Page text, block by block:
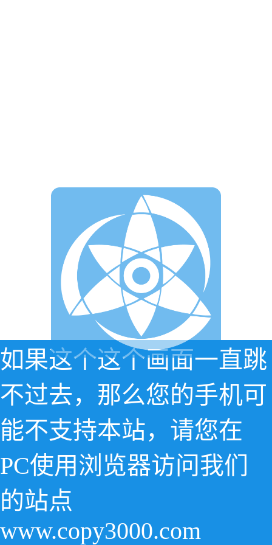
如果这个这个画面一直跳
不过去，那么您的手机可
能不支持本站，请您在
PC使用浏览器访问我们
的站点
www.copy3000.com